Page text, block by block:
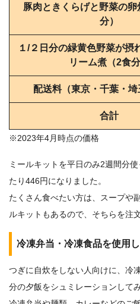
豚肉ときくらげと野菜の
分）
１/２日分の緑黄色野菜が摂
リーム煮（2食分
配送料（東京・千葉・埼
合計
※2023年4月時点の価格
ミールキットを平日のみ2週間分
たり446円になりました。
たくさん食べたい方は、スープや
ルキットもあるので、そちらを注
冷凍弁当・冷凍食品を使用
つぎに自炊をしない人向けに、冷
分の夕飯をシュミレーションして